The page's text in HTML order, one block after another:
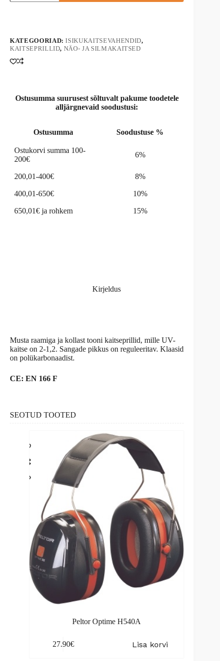
30511
r
n
a
KATEGOORIAD:ISIKUKAITSEVAHENDID,
KAITSEPRILLID, NÄO- JA SILMAKAITSED
Ostusumma suurusest sõltuvalt pakume toodetele
alljärgnevaid soodustusi:
Ostusumma Soodustuse %
Ostukorvi summa 100-
200€
6%
200,01-400€ 8%
400,01-650€ 10%
650,01€ ja rohkem 15%
Kirjeldus
Musta raamiga ja kollast tooni kaitseprillid, mille UV-
kaitse on 2-1,2. Sangade pikkus on reguleeritav. Klaasid
on polükarbonaadist.
CE: EN 166 F
SEOTUD TOOTED
Peltor Optime H540A
27.90€ Lisa korvi